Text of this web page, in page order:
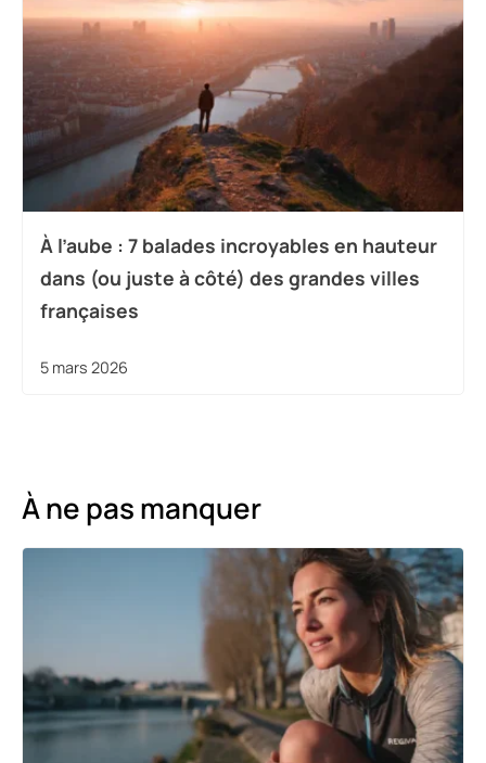
À l’aube : 7 balades incroyables en hauteur
dans (ou juste à côté) des grandes villes
françaises
5 mars 2026
À ne pas manquer